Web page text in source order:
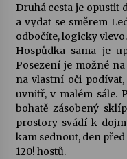
Letní
Jenakaši
28. 7.
23. 7.
Druhá cesta je opustit
a vydat se směrem
odbočíte, logicky
Hospůdka sama je
Posezení je možné
na vlastní oči
uvnitř, v malém sále.
bohatě zásobený
prostory svádí k
kam sednout, den
120! hostů.